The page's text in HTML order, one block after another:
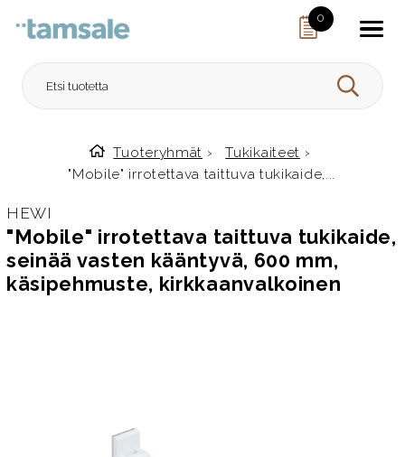
0
HAE
Etusivulle
Tuoteryhmät › Tukikaiteet ›
"Mobile" irrotettava taittuva tukikaide,...
HEWI
"Mobile" irrotettava taittuva tukikaide,
seinää vasten kääntyvä, 600 mm,
käsipehmuste, kirkkaanvalkoinen